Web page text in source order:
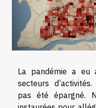
La pandémie a eu
secteurs
pas été épargné.